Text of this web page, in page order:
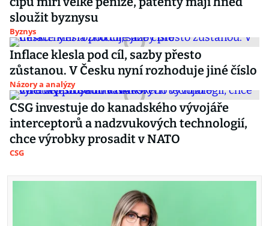
sloužit byznysu
Byznys
Inflace klesla pod cíl, sazby přesto
zůstanou. V Česku nyní rozhoduje jiné číslo
Názory a analýzy
CSG investuje do kanadského vývojáře
interceptorů a nadzvukových technologií,
chce výrobky prosadit v NATO
CSG